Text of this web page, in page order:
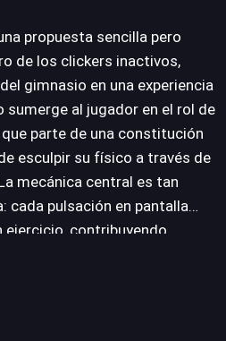
propuesta sencilla pero
de los clickers inactivos,
gimnasio en una experiencia
sumerge al jugador en el rol de
parte de una constitución
esculpir su físico a través de
mecánica central es tan
cada pulsación en pantalla
ejercicio, contribuyendo
la fuerza del personaje. A
realizar una mayor variedad